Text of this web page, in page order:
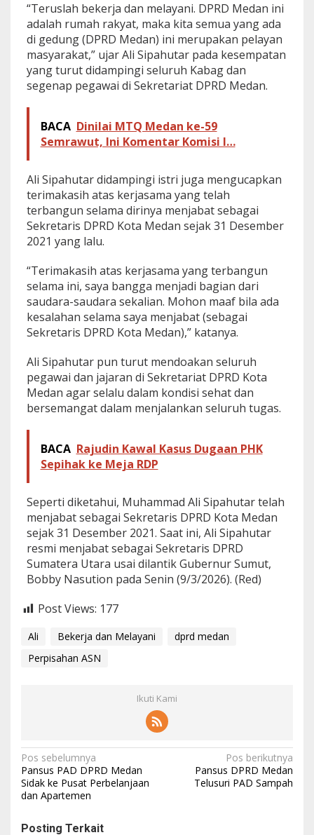
n
M
e
l
a
y
a
“Teruslah bekerja dan melayani. DPRD Medan ini
adalah rumah rakyat, maka kita semua yang ada
di gedung (DPRD Medan) ini merupakan pelayan
masyarakat,” ujar Ali Sipahutar pada kesempatan
yang turut didampingi seluruh Kabag dan
segenap pegawai di Sekretariat DPRD Medan.
BACA Dinilai MTQ Medan ke-59
Semrawut, Ini Komentar Komisi I…
Ali Sipahutar didampingi istri juga mengucapkan
terimakasih atas kerjasama yang telah
terbangun selama dirinya menjabat sebagai
Sekretaris DPRD Kota Medan sejak 31 Desember
2021 yang lalu.
“Terimakasih atas kerjasama yang terbangun
selama ini, saya bangga menjadi bagian dari
saudara-saudara sekalian. Mohon maaf bila ada
kesalahan selama saya menjabat (sebagai
Sekretaris DPRD Kota Medan),” katanya.
Ali Sipahutar pun turut mendoakan seluruh
pegawai dan jajaran di Sekretariat DPRD Kota
Medan agar selalu dalam kondisi sehat dan
bersemangat dalam menjalankan seluruh tugas.
BACA Rajudin Kawal Kasus Dugaan PHK
Sepihak ke Meja RDP
Seperti diketahui, Muhammad Ali Sipahutar telah
menjabat sebagai Sekretaris DPRD Kota Medan
sejak 31 Desember 2021. Saat ini, Ali Sipahutar
resmi menjabat sebagai Sekretaris DPRD
Sumatera Utara usai dilantik Gubernur Sumut,
Bobby Nasution pada Senin (9/3/2026). (Red)
Post Views: 177
Ali Bekerja dan Melayani
dprd medan
Perpisahan ASN
Ikuti Kami
N
a
v
i
Pos sebelumnya
Pansus PAD DPRD Medan
Sidak ke Pusat Perbelanjaan
dan Apartemen
Pos berikutnya
Pansus DPRD Medan
Telusuri PAD Sampah
Posting Terkait